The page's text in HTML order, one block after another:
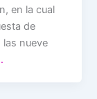
en la cual
de
nueve